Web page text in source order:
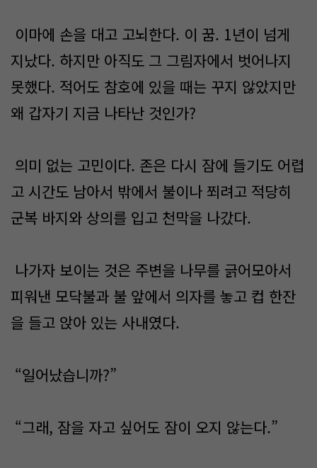
이마에 손을 대고 고뇌한다. 이 꿈. 1년이 넘게
지났다. 하지만 아직도 그 그림자에서 벗어나지
못했다. 적어도 참호에 있을 때는 꾸지 않았지만
왜 갑자기 지금 나타난 것인가?
의미 없는 고민이다. 존은 다시 잠에 들기도 어렵
고 시간도 남아서 밖에서 불이나 쬐려고 적당히
군복 바지와 상의를 입고 천막을 나갔다.
나가자 보이는 것은 주변을 나무를 긁어모아서
피워낸 모닥불과 불 앞에서 의자를 놓고 컵 한잔
을 들고 앉아 있는 사내였다.
“일어났습니까?”
“그래, 잠을 자고 싶어도 잠이 오지 않는다.”